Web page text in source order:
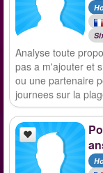
Analyse toute
pas a m'ajouter et
ou une partenaire
journees sur la